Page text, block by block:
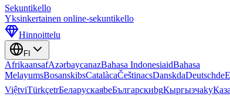
Sekuntikello
Yksinkertainen online-sekuntikello
Hinnoittelu
FI
AfrikaansafAzərbaycanazBahasa IndonesiaidBahasa
MelayumsBosanskibsCatalàcaČeštinacsDanskdaDeutschde
ViệtviTürkçetrБеларускаяbeБългарскиbgКыргызчаky